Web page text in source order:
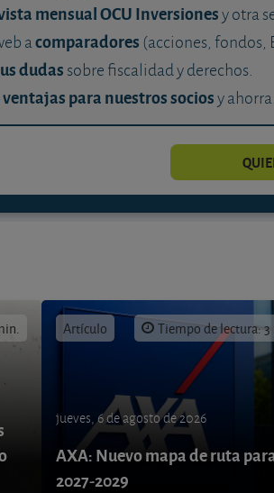
mensual OCU Inversionesy otra
acomparadores (acciones, fondos,
dudas sobre fiscalidad y derechos.
ventajas para nuestros sociosy
Artículo Tiempo de lectura:
jueves, 6 de agosto de 2026
AXA: Nuevo mapa de ruta
2027-2029